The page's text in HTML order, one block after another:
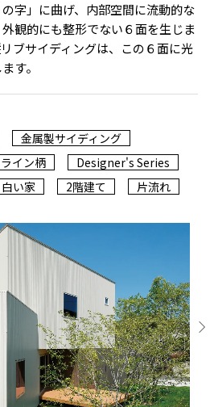
字」に曲げ、内部空間に流動的な
観的にも整形でない６面を生じま
ブサイディングは、この６面に光
す。
金属製サイディング
イン柄
Designer's Series
白い家 2階建て 片流れ